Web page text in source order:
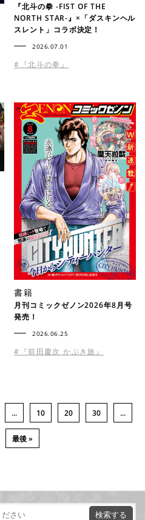
『北斗の拳 -FIST OF THE
NORTH STAR-』×「ダスキンヘル
スレント」コラボ決定！
2026.07.01
#『北斗の拳』
書籍
月刊コミックゼノン2026年8月号
発売！
2026.06.25
#『前田慶次 かぶき旅』
... 10 20 30 ...
最後 »